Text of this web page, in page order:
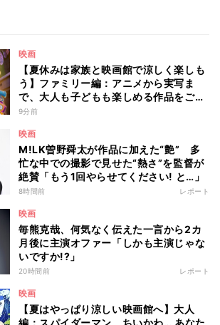
映画
【夏休みは家族と映画館で涼しく楽しも
う】ファミリー編：アニメから実写ま
で、大人も子どもも楽しめる作品をご紹
介 - 編集部が注目する最新映画5選
9分前
映画
M!LK曽野舜太が作品に加えた“艶” 多
忙な中での撮影で見せた“熱さ”を監督が
絶賛「もう1回やらせてください! と…」
8時間前 レポート
映画
毎熊克哉、何気なく伝えた一言から2カ
月後に主演オファー「しかも主演じゃな
いですか!?」
20時間前 レポート
映画
【夏はやっぱり涼しい映画館へ】大人
編：スパイダーマン、ちいかわ… あなた